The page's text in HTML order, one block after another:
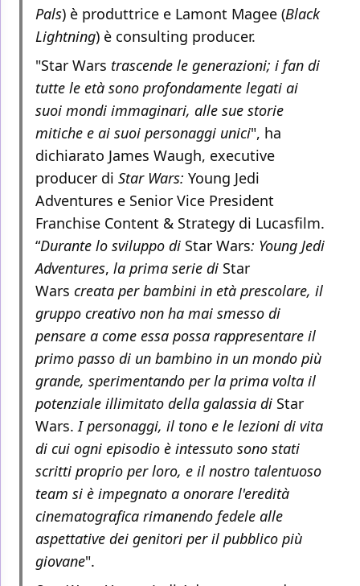
Pals) è produttrice e Lamont Magee (Black
Lightning) è consulting producer.
"Star Wars trascende le generazioni; i fan di
tutte le età sono profondamente legati ai
suoi mondi immaginari, alle sue storie
mitiche e ai suoi personaggi unici", ha
dichiarato James Waugh, executive
producer di Star Wars: Young Jedi
Adventures e Senior Vice President
Franchise Content & Strategy di Lucasfilm.
“Durante lo sviluppo di Star Wars: Young Jedi
Adventures, la prima serie di Star
Wars creata per bambini in età prescolare, il
gruppo creativo non ha mai smesso di
pensare a come essa possa rappresentare il
primo passo di un bambino in un mondo più
grande, sperimentando per la prima volta il
potenziale illimitato della galassia di Star
Wars.I personaggi, il tono e le lezioni di vita
di cui ogni episodio è intessuto sono stati
scritti proprio per loro, e il nostro talentuoso
team si è impegnato a onorare l'eredità
cinematografica rimanendo fedele alle
aspettative dei genitori per il pubblico più
giovane".